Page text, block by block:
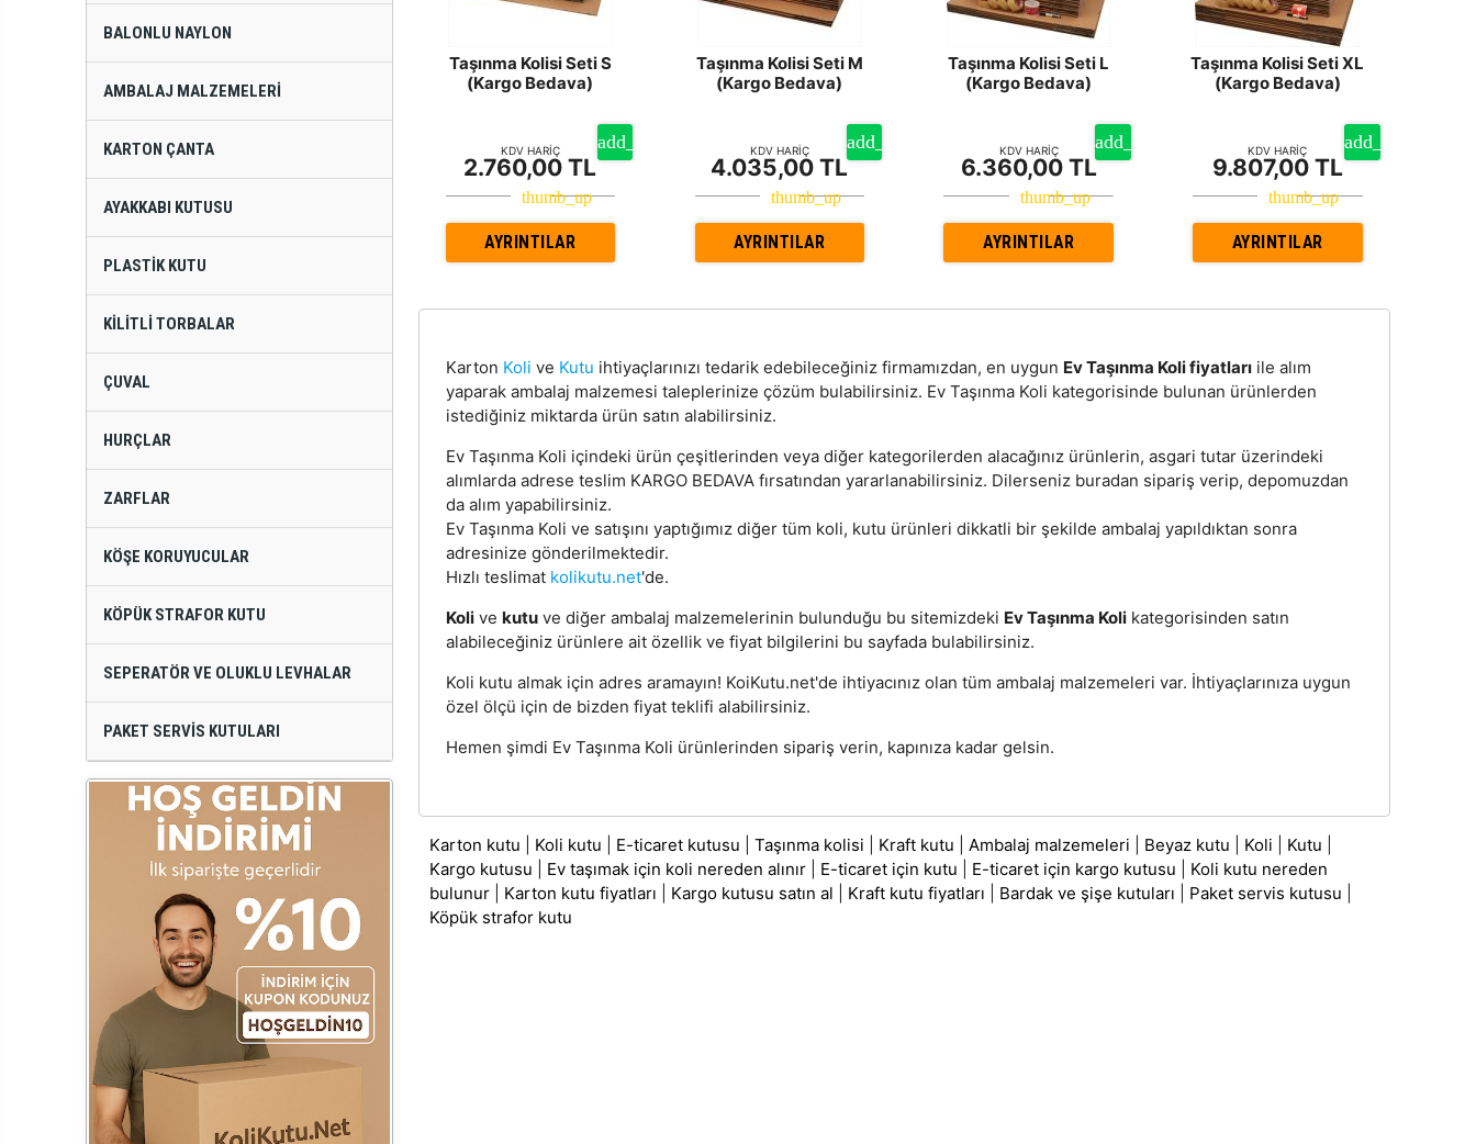
BALONLU NAYLON
AMBALAJ MALZEMELERI
KARTON ÇANTA
AYAKKABI KUTUSU
PLASTIK KUTU
KILITLI TORBALAR
ÇUVAL
HURÇLAR
ZARFLAR
KÖŞE KORUYUCULAR
KÖPÜK STRAFOR KUTU
SEPERATÖR VE OLUKLU LEVHALAR
PAKET SERVIS KUTULARI
Taşınma Kolisi Seti S
(Kargo Bedava)
KDV HARİÇ
2.760,00 TL
AYRINTILAR
Taşınma Kolisi Seti M
(Kargo Bedava)
KDV HARİÇ
4.035,00 TL
AYRINTILAR
Taşınma Kolisi Seti L
(Kargo Bedava)
KDV HARİÇ
6.360,00 TL
AYRINTILAR
Taşınma Kolisi Seti XL
(Kargo Bedava)
KDV HARİÇ
9.807,00 TL
AYRINTILAR
Karton Koli ve Kutu ihtiyaçlarınızı tedarik edebileceğiniz firmamızdan, en uygun Ev Taşınma Koli fiyatlarıile alım
yaparak ambalaj malzemesi taleplerinize çözüm bulabilirsiniz. Ev Taşınma Koli kategorisinde bulunan ürünlerden
istediğiniz miktarda ürün satın alabilirsiniz.
Ev Taşınma Koli içindeki ürün çeşitlerinden veya diğer kategorilerden alacağınız ürünlerin, asgari tutar üzerindeki
alımlarda adrese teslim KARGO BEDAVA fırsatından yararlanabilirsiniz. Dilerseniz buradan sipariş verip, depomuzdan
da alım yapabilirsiniz.
Ev Taşınma Koli ve satışını yaptığımız diğer tüm koli, kutu ürünleri dikkatli bir şekilde ambalaj yapıldıktan sonra
adresinize gönderilmektedir.
Hızlı teslimat kolikutu.net'de.
Kolive kutuve diğer ambalaj malzemelerinin bulunduğu bu sitemizdeki Ev Taşınma Kolikategorisinden satın
alabileceğiniz ürünlere ait özellik ve fiyat bilgilerini bu sayfada bulabilirsiniz.
Koli kutu almak için adres aramayın! KoiKutu.net'de ihtiyacınız olan tüm ambalaj malzemeleri var. İhtiyaçlarınıza uygun
özel ölçü için de bizden fiyat teklifi alabilirsiniz.
Hemen şimdi Ev Taşınma Koli ürünlerinden sipariş verin, kapınıza kadar gelsin.
Karton kutu Koli kutu E-ticaret kutusu Taşınma kolisi Kraft kutu Ambalaj malzemeleri Beyaz kutu Koli Kutu
Kargo kutusu
Ev taşımak için koli nereden alınır| E-ticaret için kutu E-ticaret için kargo kutusu
Koli kutu nereden
bulunur| Karton kutu fiyatları Kargo kutusu satın al Kraft kutu fiyatları Bardak ve şişe kutuları Paket servis kutusu
Köpük strafor kutu